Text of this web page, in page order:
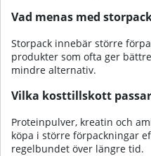
Vad menas med
Storpack innebär större
produkter som ofta ger
mindre alternativ.
Vilka kosttillskott
Proteinpulver, kreatin och
köpa i större förpackningar
regelbundet över längre tid.